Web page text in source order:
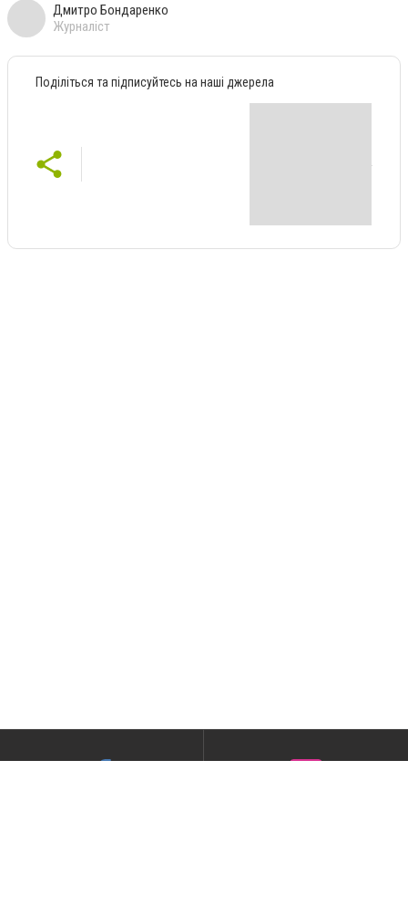
Дмитро Бондаренко
Журналіст
Поділіться та підписуйтесь на наші джерела